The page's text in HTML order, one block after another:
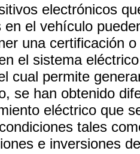
electrónicos
en el vehículo
una certificación
el sistema
cual permite
se han obtenido
eléctrico que
tales
e inversiones